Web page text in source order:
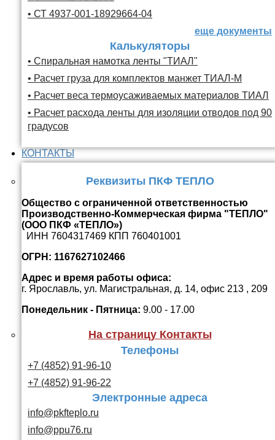
• СТ 4937-001-18929664-04
еще документы
Калькуляторы
• Спиральная намотка ленты "ТИАЛ"
• Расчет груза для комплектов манжет ТИАЛ-М
• Расчет веса термоусаживаемых материалов ТИАЛ
• Расчет расхода ленты для изоляции отводов под 90
градусов
КОНТАКТЫ
Реквизиты ПКФ ТЕПЛО
Общество с ограниченной ответственностью
Производственно-Коммерческая фирма "ТЕПЛО"
(ООО ПКФ «ТЕПЛО»)
ИНН 7604317469 КПП 760401001
ОГРН: 1167627102466
Адрес и время работы офиса:
г. Ярославль, ул. Магистральная, д. 14, офис 213 , 209
Понедельник - Пятница: 9.00 - 17.00
На страницу Контакты
Телефоны
+7 (4852) 91-96-10
+7 (4852) 91-96-22
Электронные адреса
info@pkfteplo.ru
info@ppu76.ru